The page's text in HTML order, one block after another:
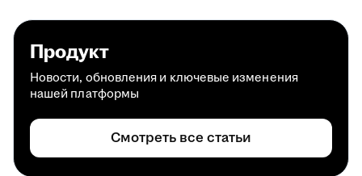
Продукт
Новости, обновления и ключевые изменения
нашей платформы
Смотреть все статьи